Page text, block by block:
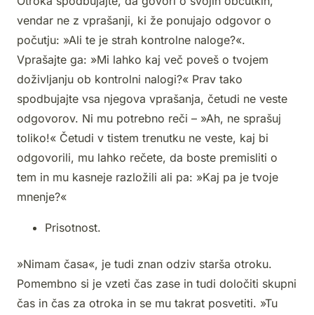
vendar ne z vprašanji, ki že ponujajo odgovor o
počutju: »Ali te je strah kontrolne naloge?«.
Vprašajte ga: »Mi lahko kaj več poveš o tvojem
doživljanju ob kontrolni nalogi?« Prav tako
spodbujajte vsa njegova vprašanja, četudi ne veste
odgovorov. Ni mu potrebno reči – »Ah, ne sprašuj
toliko!« Četudi v tistem trenutku ne veste, kaj bi
odgovorili, mu lahko rečete, da boste premisliti o
tem in mu kasneje razložili ali pa: »Kaj pa je tvoje
mnenje?«
Prisotnost.
»Nimam časa«, je tudi znan odziv starša otroku.
Pomembno si je vzeti čas zase in tudi določiti skupni
čas in čas za otroka in se mu takrat posvetiti. »Tu